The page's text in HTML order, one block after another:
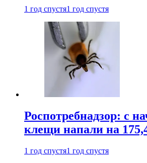
1 год спустя1 год спустя
Роспотребнадзор: с
клещи напали на
1 год спустя1 год спустя